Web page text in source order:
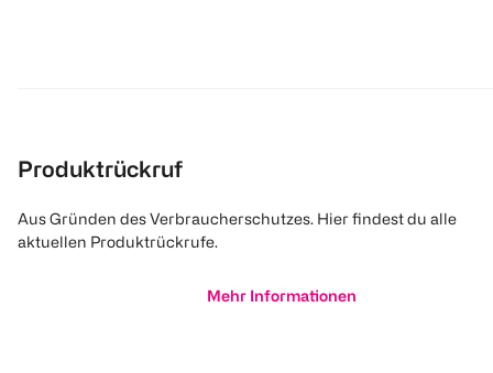
Produktrückruf
Aus Gründen des Verbraucherschutzes. Hier findest du alle
aktuellen Produktrückrufe.
Mehr Informationen